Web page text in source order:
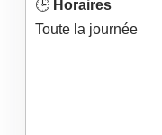
🕒 Horaires
Toute la journée